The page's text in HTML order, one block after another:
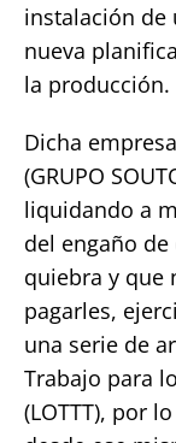
instalación de
nueva
la producción.
Dicha
(GRUPO
liquidando a
del engaño
quiebra y que
pagarles,
una serie de
Trabajo para
(LOTTT), por